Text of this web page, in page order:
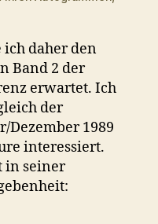
daher den
Band 2 der
erwartet. Ich
der
Dezember 1989
interessiert.
in seiner